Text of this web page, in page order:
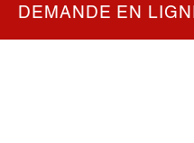
DEMANDE EN